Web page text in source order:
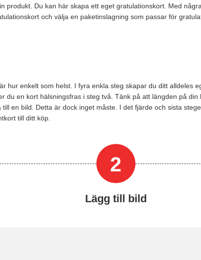
produkt. Du kan här skapa ett eget gratulationskort. Med
och välja en paketinslagning som passar för
hur enkelt som helst. I fyra enkla steg skapar du ditt alldeles
du en kort hälsningsfras i steg två. Tänk på att längden på
en bild. Detta är dock inget måste. I det fjärde och sista
till ditt köp.
2
Lägg till bild